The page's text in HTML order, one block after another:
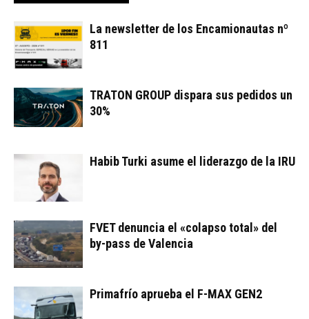
La newsletter de los Encamionautas nº
811
TRATON GROUP dispara sus pedidos un
30%
Habib Turki asume el liderazgo de la IRU
FVET denuncia el «colapso total» del
by-pass de Valencia
Primafrío aprueba el F-MAX GEN2